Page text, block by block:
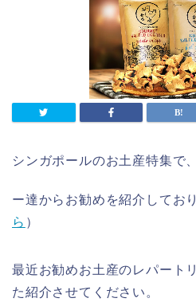
シンガポールのお土産特集で
ー達からお勧めを紹介してお
ら ）
最近お勧めお土産のレパート
た紹介させてください。